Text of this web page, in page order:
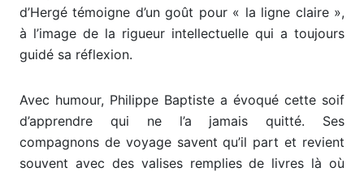
d’Hergé témoigne d’un goût pour « la ligne claire »,
à l’image de la rigueur intellectuelle qui a toujours
guidé sa réflexion.
Avec humour, Philippe Baptiste a évoqué cette soif
d’apprendre qui ne l’a jamais quitté. Ses
compagnons de voyage savent qu’il part et revient
souvent avec des valises remplies de livres là où